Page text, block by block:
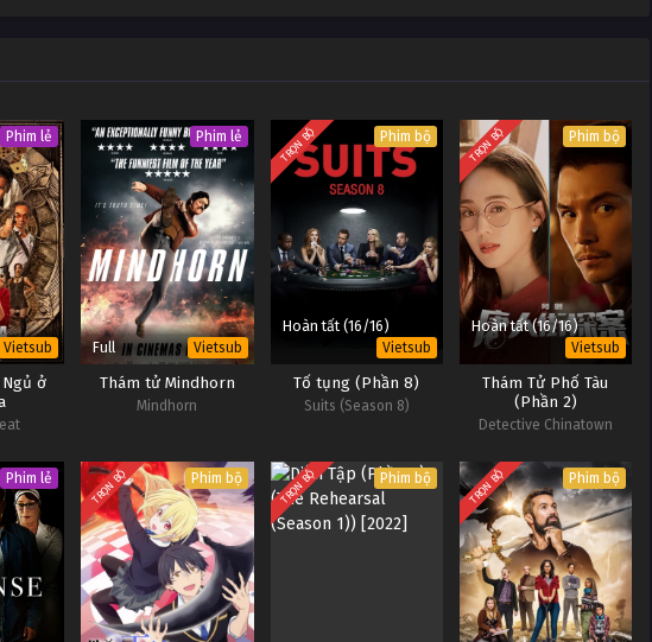
Phim lẻ
Vietsub
ở
Phim lẻ
Full Vietsub
Thám tử Mindhorn
Mindhorn
TRỌN BỘ Phim bộ
Hoàn tất (16/16)
Vietsub
Tố tụng (Phần 8)
Suits (Season 8)
TRỌN BỘ Phim bộ
Hoàn tất (16/16)
Vietsub
Thám Tử Phố Tàu
(Phần 2)
Detective Chinatown
Phim lẻ TRỌN BỘ Phim bộ TRỌN BỘ Phim bộ TRỌN BỘ Phim bộ